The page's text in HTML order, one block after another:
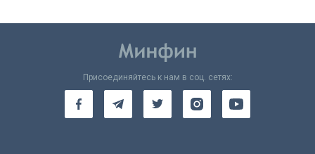
Присоединяйтесь к нам в соц. сетях: